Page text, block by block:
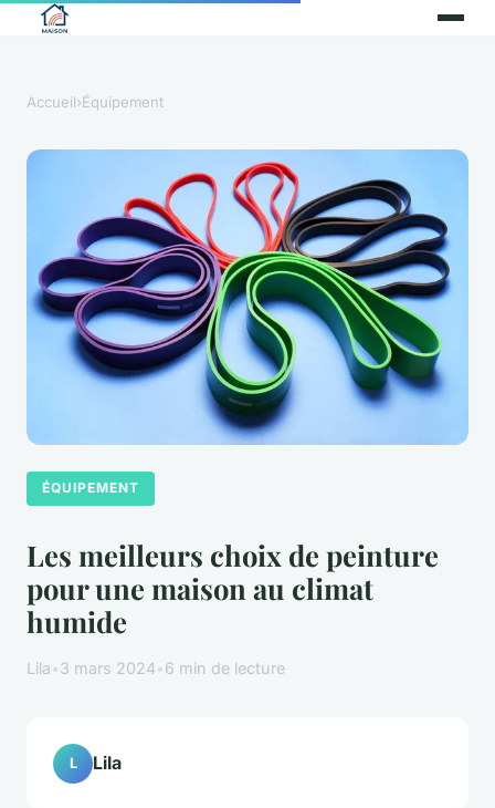
Accueil›Équipement
ÉQUIPEMENT
Les meilleurs choix de peinture
pour une maison au climat
humide
Lila•3 mars 2024•6 min de lecture
L Lila